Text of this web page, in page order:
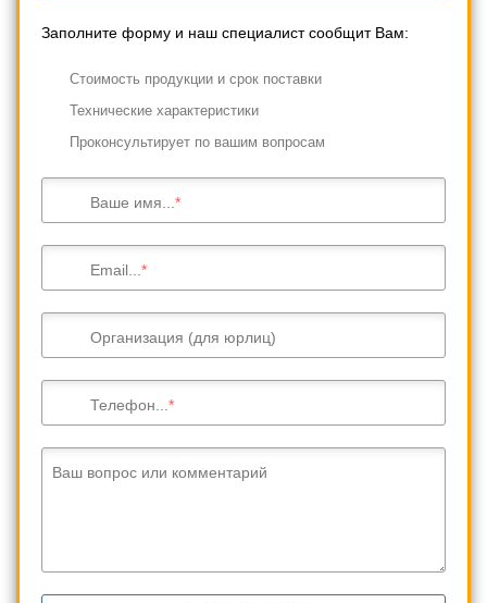
Заполните форму и наш специалист сообщит Вам:
Cтоимость продукции и срок поставки
Технические характеристики
Проконсультирует по вашим вопросам
Ваше имя...
Email...
Организация (для юрлиц)
Телефон...
Ваш вопрос или комментарий